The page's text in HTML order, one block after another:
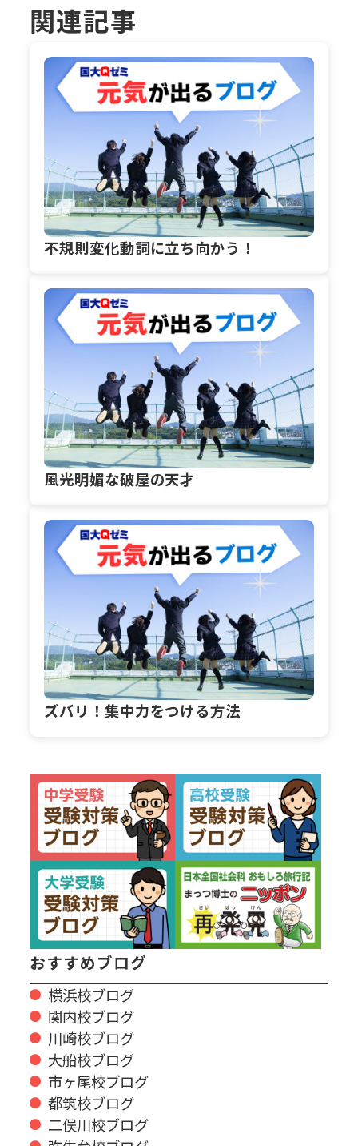
関連記事
不規則変化動詞に立ち向かう！
風光明媚な破屋の天才
ズバリ！集中力をつける方法
おすすめブログ
横浜校ブログ
関内校ブログ
川崎校ブログ
大船校ブログ
市ヶ尾校ブログ
都筑校ブログ
二俣川校ブログ